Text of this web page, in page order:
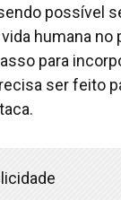
possível
humana
para
ser feito